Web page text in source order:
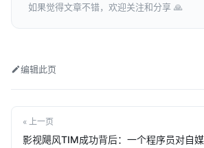
如果觉得文章不错，欢迎关注和分享 🙏
编辑此页
« 上一页
影视飓风TIM成功背后：一个程序员对自